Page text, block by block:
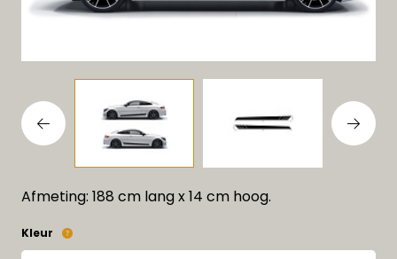
Afmeting: 188 cm lang x 14 cm hoog.
Kleur